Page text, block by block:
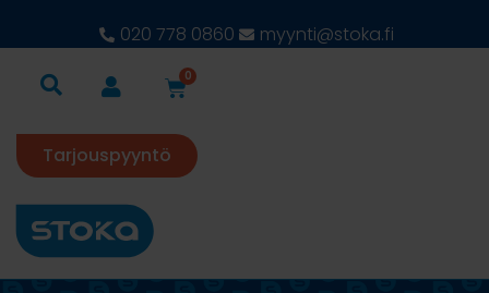
020 778 0860 myynti@stoka.fi
0
Tarjouspyyntö